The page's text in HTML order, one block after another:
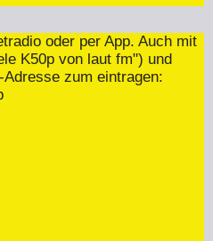
oder per App. Auch mit
K50p von laut fm") und
zum eintragen: